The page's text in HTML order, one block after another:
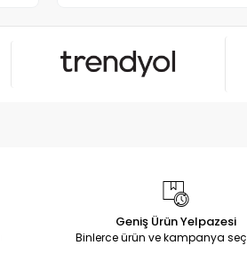
Geniş Ürün Yelpazesi
Binlerce ürün ve kampanya